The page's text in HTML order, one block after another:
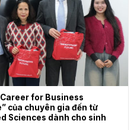
for Business
của chuyên gia đến từ
Sciences dành cho sinh